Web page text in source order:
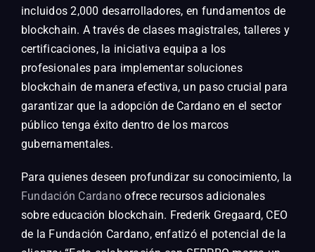
incluidos 2,000 desarrolladores, en fundamentos de
blockchain. A través de clases magistrales, talleres y
certificaciones, la iniciativa equipa a los
profesionales para implementar soluciones
blockchain de manera efectiva, un paso crucial para
garantizar que la adopción de Cardano en el sector
público tenga éxito dentro de los marcos
gubernamentales.
Para quienes deseen profundizar su conocimiento, la
Fundación Cardano ofrece recursos adicionales
sobre educación blockchain. Frederik Gregaard, CEO
de la Fundación Cardano, enfatizó el potencial de la